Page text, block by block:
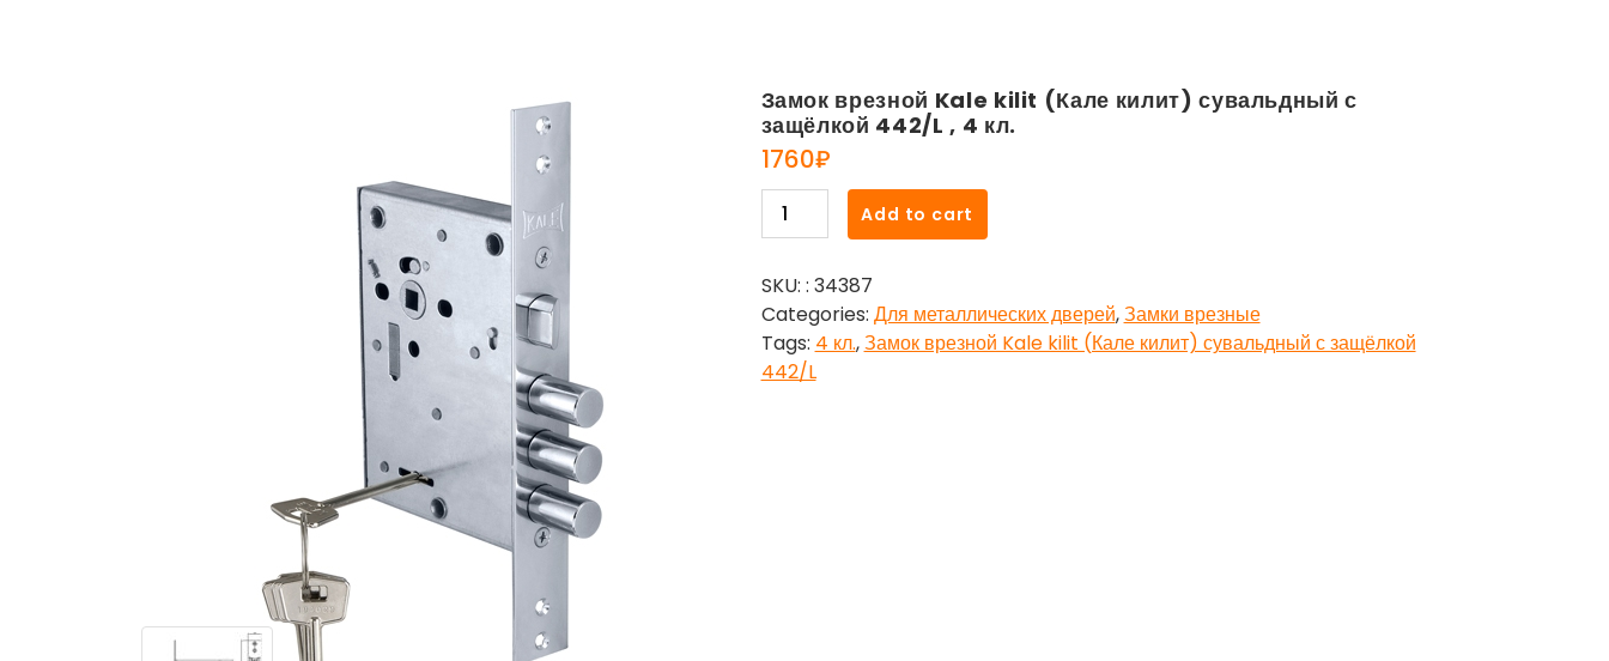
Замок врезной Kale kilit (Кале килит) сувальдный с
защёлкой 442/L , 4 кл.
1760₽
Замок
врезной
kilit
(Кале
килит)
сувальдный
Add to cart
SKU: : 34387
Categories: Для металлических дверей,Замки врезные
Tags: 4 кл.,Замок врезной Kale kilit (Кале килит) сувальдный с защёлкой
442/L